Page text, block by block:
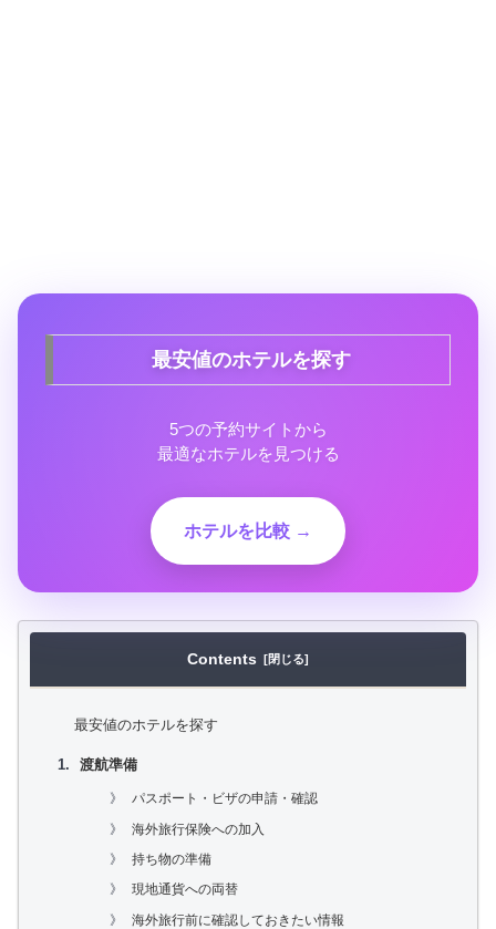
最安値のホテルを探す
5つの予約サイトから
最適なホテルを見つける
ホテルを比較 →
Contents
最安値のホテルを探す
渡航準備
パスポート・ビザの申請・確認
海外旅行保険への加入
持ち物の準備
現地通貨への両替
海外旅行前に確認しておきたい情報